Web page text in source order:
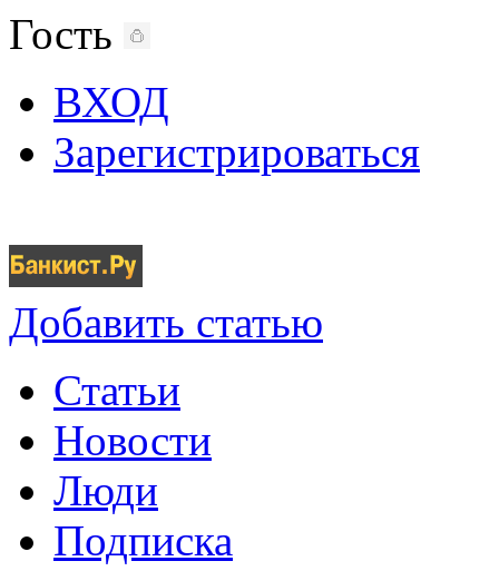
Гость
ВХОД
Зарегистрироваться
Добавить статью
Статьи
Новости
Люди
Подписка